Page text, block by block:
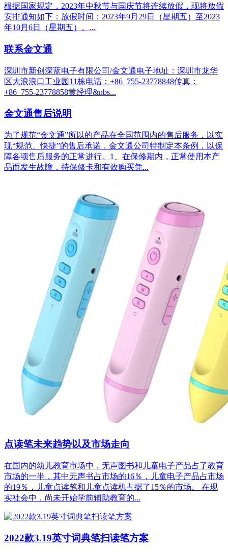
根据国家规定，2023年中秋节与国庆节将连续放假，现将放假
安排通知如下：放假时间：2023年9月29日（星期五）至2023
年10月6日（星期五）。...
联系金文通
深圳市新创深蓝电子有限公司/金文通电子地址：深圳市龙华
区大浪浪口工业园11栋电话：+86 755-23778848传真：
+86 755-23778858黄经理&nbs...
金文通售后说明
为了规范“金文通”所以的产品在全国范围内的售后服务，以实
现“规范、快捷”的售后承诺，金文通公司特制定本条例，以保
障各项售后服务的正常进行。1、在保修期内，正常使用本产
品而发生故障，持保修卡和有效购买凭...
点读笔未来趋势以及市场走向
在国内的幼儿教育市场中，无声图书和儿童电子产品占了教育
市场的一半，其中无声书占市场的16％，儿童电子产品占市场
的19％，儿童点读笔和儿童点读机占据了15％的市场。 在现
实社会中，尚未开始学前辅助教育的...
2022款3.19英寸词典笔扫读笔方案